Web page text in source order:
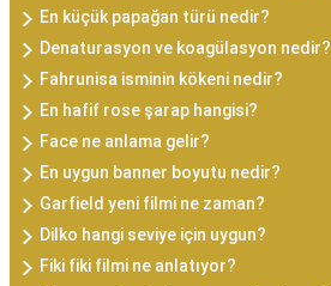
En küçük papağan türü nedir?
Denaturasyon ve koagülasyon nedir?
Fahrunisa isminin kökeni nedir?
En hafif rose şarap hangisi?
Face ne anlama gelir?
En uygun banner boyutu nedir?
Garfield yeni filmi ne zaman?
Dilko hangi seviye için uygun?
Fiki fiki filmi ne anlatıyor?